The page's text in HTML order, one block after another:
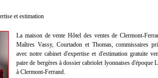
et estimation
La maison de vente Hôtel des ventes de Clermont-
Maîtres Vassy, Courtadon et Thomas, commissaires
avec notre cabinet d'expertise et d'estimation gratuite
paire de bergères à dossier cabriolet lyonnaises
à Clermont-Ferrand.